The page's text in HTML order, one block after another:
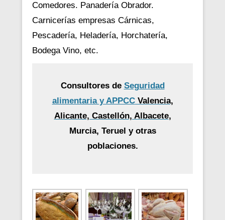
Comedores. Panadería Obrador.
Carnicerías empresas Cárnicas,
Pescadería, Heladería, Horchatería,
Bodega Vino, etc.
Consultores de Seguridad
alimentaria y APPCCValencia,
Alicante, Castellón, Albacete,
Murcia, Teruel y otras
poblaciones.